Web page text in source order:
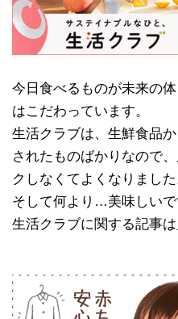
今日食べるものが未来の
はこだわっています。
生活クラブは、生鮮食品
されたものばかりなので
クしなくてよくなりました
そして何より…美味しいで
生活クラブに関する記事は